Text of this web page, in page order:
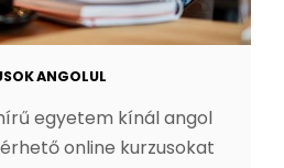
ANGOLUL
egyetem kínál angol
online kurzusokat